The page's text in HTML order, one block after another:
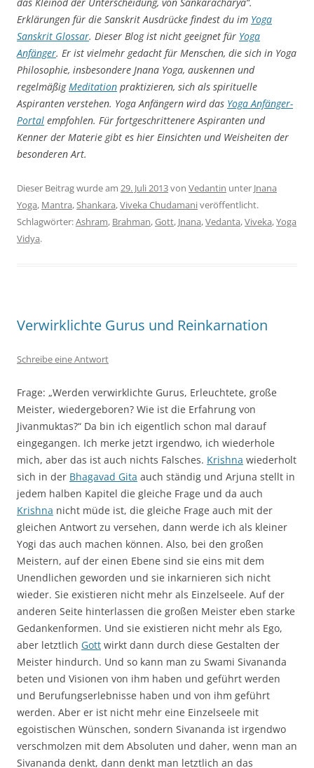
Erklärungen für die Sanskrit Ausdrücke findest du im Yoga
Sanskrit Glossar. Dieser Blog ist nicht geeignet für Yoga
Anfänger. Er ist vielmehr gedacht für Menschen, die sich in Yoga
Philosophie, insbesondere Jnana Yoga, auskennen und
regelmäßigMeditation praktizieren, sich als spirituelle
Aspiranten verstehen. Yoga Anfängern wird das YogaAnfänger-
Portal empfohlen. Für fortgeschrittenere Aspiranten und
Kenner der Materie gibt es hier Einsichten und Weisheiten der
besonderen Art.
Dieser Beitrag wurde am 29. Juli 2013von Vedantin unter Jnana
Yoga, Mantra,Shankara,Viveka Chudamaniveröffentlicht.
Schlagwörter:Ashram, Brahman,Gott, Jnana,Vedanta,Viveka,Yoga
Vidya.
Verwirklichte Gurus und Reinkarnation
Schreibe eine Antwort
Frage: „Werden verwirklichte Gurus, Erleuchtete, große
Meister, wiedergeboren? Wie ist die Erfahrung von
Jivanmuktas?“ Da bin ich eigentlich schon mal darauf
eingegangen. Ich merke jetzt irgendwo, ich wiederhole
mich, aber das ist auch nichts Falsches. Krishna wiederholt
sich in der Bhagavad Gita auch ständig und Arjuna stellt in
jedem halben Kapitel die gleiche Frage und da auch
Krishna nicht müde ist, die gleiche Frage auch mit der
gleichen Antwort zu versehen, dann werde ich als kleiner
Yogi das auch machen können. Also, bei den großen
Meistern, auf der einen Ebene sind sie eins mit dem
Unendlichen geworden und sie inkarnieren sich nicht
wieder. Sie existieren nicht mehr als Einzelseele. Auf der
anderen Seite hinterlassen die großen Meister eben starke
Gedankenformen. Und sie existieren nicht mehr als Ego,
aber letztlich Gott wirkt dann durch diese Gestalten der
Meister hindurch. Und so kann man zu Swami Sivananda
beten und Visionen von ihm haben und geführt werden
und Berufungserlebnisse haben und von ihm geführt
werden. Aber er ist nicht mehr eine Einzelseele mit
egoistischen Wünschen, sondern Sivananda ist irgendwo
verschmolzen mit dem Absoluten und daher, wenn man an
Sivananda denkt, dann denkt man letztlich an das